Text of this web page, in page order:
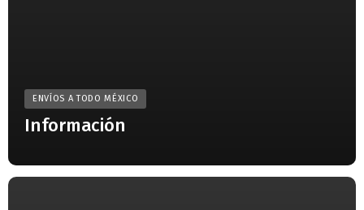
ENVÍOS A TODO MÉXICO
Información